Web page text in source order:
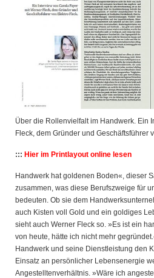
Über die Rollenvielfalt im Handwerk. Ein
Fleck, dem Gründer und Geschäftsführer
::: Hier im Printlayout online lesen
Handwerk hat goldenen Boden«, dieser
zusammen, was diese Berufszweige für
bedeuten. Ob sie dem
auch Kisten voll Gold und ein goldiges
sieht auch Werner Fleck so. »Es ist ein
von heute, hätte ich nicht mehr
Handwerk und seine Dienstleistung den
Einsatz an persönlicher Lebensenergie
Angestelltenverhältnis. »Wäre ich